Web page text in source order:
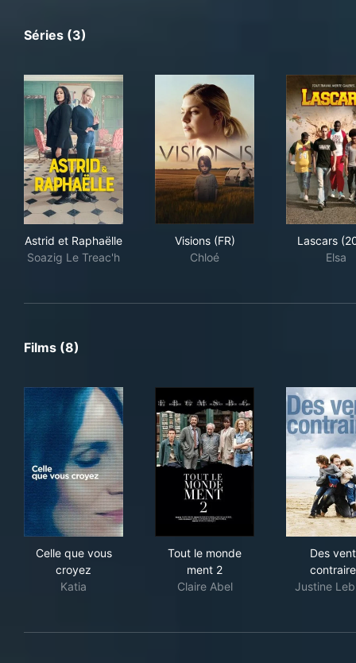
Séries (3)
Astrid et Raphaëlle
Soazig Le Treac'h
Visions (FR)
Chloé
Lascars
Elsa
Films (8)
Celle que vous
croyez
Katia
Tout le monde
ment 2
Claire Abel
Des
Justine